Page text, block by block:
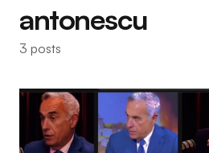
antonescu
3 posts